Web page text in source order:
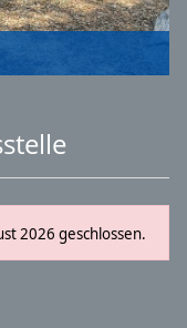
2026 geschlossen.